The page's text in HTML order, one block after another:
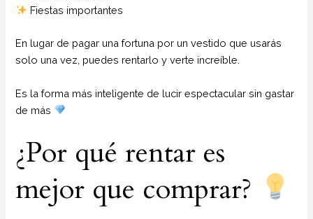
Fiestas importantes
En lugar de pagar una fortuna por un vestido que usarás
solo una vez, puedes rentarlo y verte increíble.
Es la forma más inteligente de lucir espectacular sin gastar
de más
¿Por qué rentar es
mejor que comprar?